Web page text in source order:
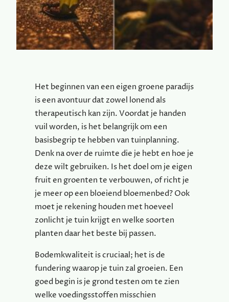
Het beginnen van een eigen groene paradijs
is een avontuur dat zowel lonend als
therapeutisch kan zijn. Voordat je handen
vuil worden, is het belangrijk om een
basisbegrip te hebben van tuinplanning.
Denk na over de ruimte die je hebt en hoe je
deze wilt gebruiken. Is het doel om je eigen
fruit en groenten te verbouwen, of richt je
je meer op een bloeiend bloemenbed? Ook
moet je rekening houden met hoeveel
zonlicht je tuin krijgt en welke soorten
planten daar het beste bij passen.
Bodemkwaliteit is cruciaal; het is de
fundering waarop je tuin zal groeien. Een
goed begin is je grond testen om te zien
welke voedingsstoffen misschien